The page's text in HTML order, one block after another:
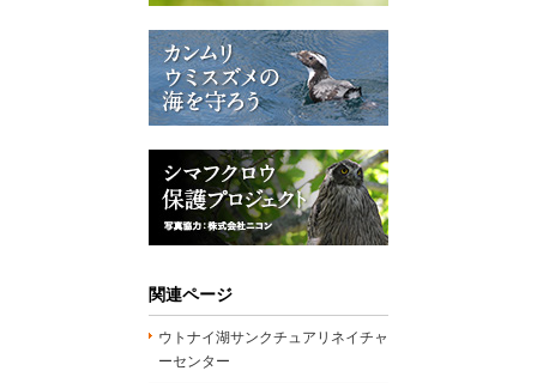
関連ページ
ウトナイ湖サンクチュアリネイチャ
ーセンター